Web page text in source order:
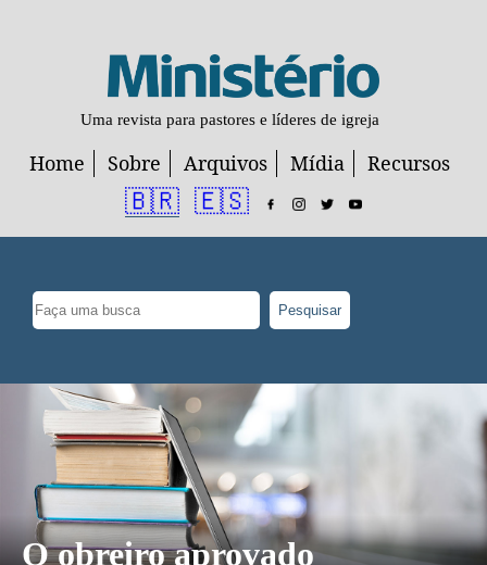
Uma revista para pastores e líderes de igreja
Home Sobre Arquivos Mídia Recursos
🇧🇷 🇪🇸
Pesquisar
O obreiro aprovado